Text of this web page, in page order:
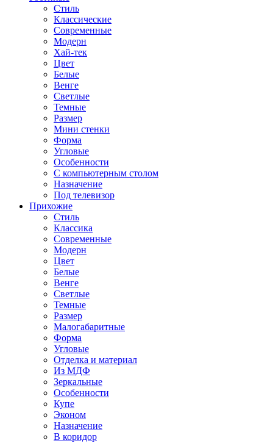
Стиль
Классические
Современные
Модерн
Хай-тек
Цвет
Белые
Венге
Светлые
Темные
Размер
Мини стенки
Форма
Угловые
Особенности
С компьютерным столом
Назначение
Под телевизор
Прихожие
Стиль
Классика
Современные
Модерн
Цвет
Белые
Венге
Светлые
Темные
Размер
Малогабаритные
Форма
Угловые
Отделка и материал
Из МДФ
Зеркальные
Особенности
Купе
Эконом
Назначение
В коридор